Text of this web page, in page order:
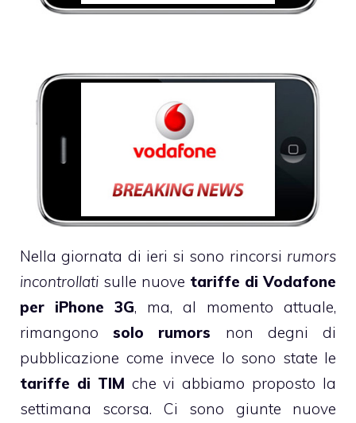
Nella giornata di ieri si sono rincorsi rumors
incontrollati sulle nuove tariffe di Vodafone
per iPhone 3G, ma, al momento attuale,
rimangono solo rumors non degni di
pubblicazione come invece lo sono state le
tariffe di TIM che vi abbiamo proposto la
settimana scorsa. Ci sono giunte nuove